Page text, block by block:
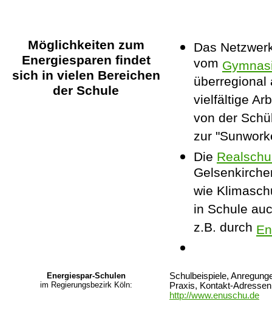
Möglichkeiten zum
Energiesparen findet
sich in vielen Bereichen
der Schule
Das
vom
überregional
vielfältige
von der
zur
Die
wie
in Schule
z.B. durch
Energiespar-Schulen
im Regierungsbezirk Köln:
Schulbeispiele,
Praxis, Kontakt-
http://www.enuschu.de